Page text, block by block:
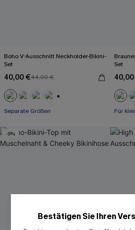
Boho V-Ausschnitt Neckholder-Bikini-
Set
40,00 €44,00 €
Separate Größen
Set
Für
-9%
Bestätigen Sie Ihren